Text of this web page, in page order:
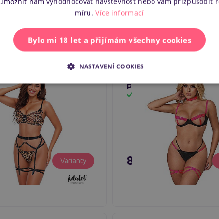
LINGERIE Helena Set
Varianty
Subblime Bra Set With
Pink), sexy souprava
Skladem
895 Kč
míru. Více informací
Bylo mi 18 let a přijímám všechny cookies
NASTAVENÍ COOKIES